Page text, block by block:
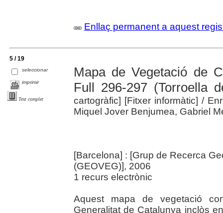
Enllaç permanent a aquest
5 / 19
seleccionar
imprimir
Text complet
Mapa de Vegetació de
Full 296-297 (Torroella
cartogràfic] [Fitxer informàtic] /
Miquel Jover Benjumea, Gabriel
[Barcelona] : [Grup de Recerca
(GEOVEG)], 2006
1 recurs electrònic
Aquest mapa de vegetació
Generalitat de Catalunya inclòs